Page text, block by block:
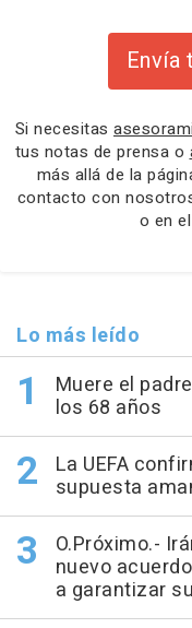
Envía
Si necesitas
tus notas de prensa o
más allá de la
contacto con
o en
Lo más leído
Muere el
los 68 años
La UEFA
supuesta
O.Próximo.-
nuevo
a garantizar